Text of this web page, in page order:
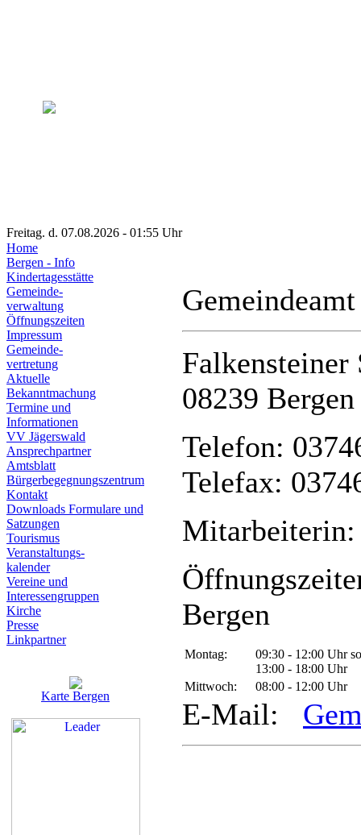
Freitag. d. 07.08.2026 - 01:55 Uhr
Home
Bergen - Info
Kindertagesstätte
Gemeinde-
verwaltung
Öffnungszeiten
Impressum
Gemeinde-
vertretung
Aktuelle
Bekanntmachung
Termine und
Informationen
VV Jägerswald
Ansprechpartner
Amtsblatt
Bürgerbegegnungszentrum
Kontakt
Downloads Formulare und
Satzungen
Tourismus
Veranstaltungs-
kalender
Vereine und
Interessen­gruppen
Kirche
Presse
Linkpartner
Karte Bergen
Falkensteiner
08239 Bergen
Telefon:
Telefax:
Mitarbeiterin:
Bergen
Montag:
09:30 - 12:00 Uhr
13:00 - 18:00 Uhr
Mittwoch:
08:00 - 12:00 Uhr
E-Mail: